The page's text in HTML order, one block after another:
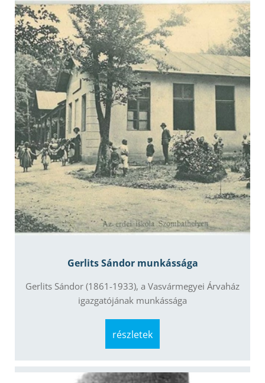
Gerlits Sándor munkássága
Gerlits Sándor (1861-1933), a Vasvármegyei Árvaház
igazgatójának munkássága
részletek